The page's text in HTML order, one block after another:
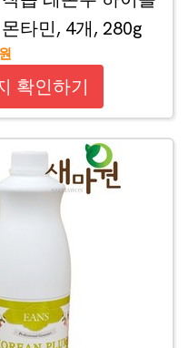
타민, 4개, 280g
확인하기